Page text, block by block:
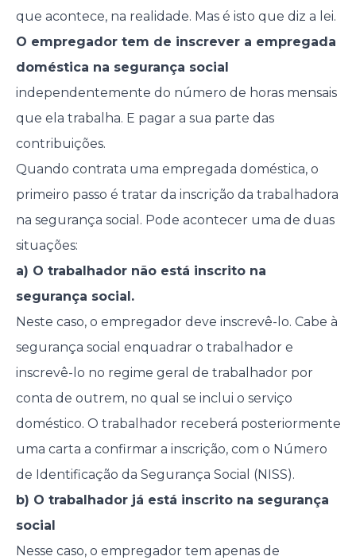
que acontece, na realidade. Mas é isto que diz a lei.
O empregador tem de inscrever a empregada
doméstica na segurança social
independentemente do número de horas mensais
que ela trabalha. E pagar a sua parte das
contribuições.
Quando contrata uma empregada doméstica, o
primeiro passo é tratar da inscrição da trabalhadora
na segurança social. Pode acontecer uma de duas
situações:
a) O trabalhador não está inscrito na
segurança social.
Neste caso, o empregador deve inscrevê-lo. Cabe à
segurança social enquadrar o trabalhador e
inscrevê-lo no regime geral de trabalhador por
conta de outrem, no qual se inclui o serviço
doméstico. O trabalhador receberá posteriormente
uma carta a confirmar a inscrição, com o Número
de Identificação da Segurança Social (NISS).
b) O trabalhador já está inscrito na segurança
social
Nesse caso, o empregador tem apenas de